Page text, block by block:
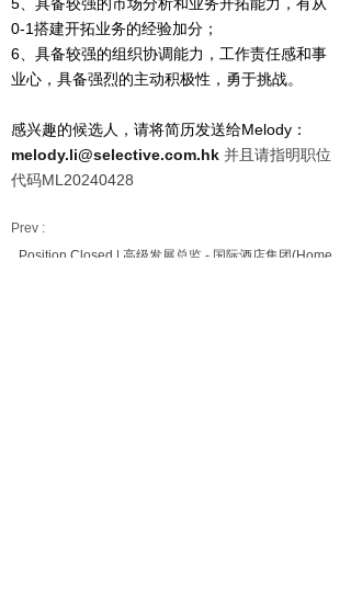
0-1搭建开拓业务的经验加分；
6、具备较强的组织协调能力，工作责任感和事
业心，具备强烈的主动积极性，勇于挑战。
感兴趣的候选人，请将简历发送给Melody：
melody.li@selective.com.hk 并且请指明职位
代码ML20240428
Prev :
Position Closed | 高级发展总监 - 国际酒店集团(Home